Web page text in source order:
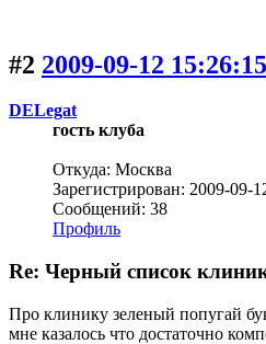
#2 2009-09-12 15:26:15
DELegat
гость клуба
Откуда: Москва
Зарегистрирован: 2009-09-
Сообщений: 38
Профиль
Re: Черный список
Про клинику зеленый попугай
мне казалось что достаточно